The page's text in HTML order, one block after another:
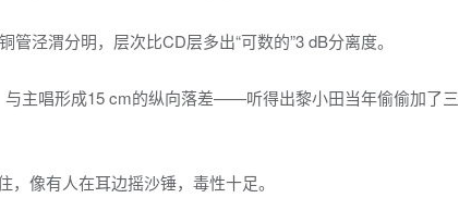
泾渭分明，层次比CD层多出“可数的”3 dB分离度。
与主唱形成15 cm的纵向落差——听得出黎小田当年偷偷加了三
像有人在耳边摇沙锤，毒性十足。